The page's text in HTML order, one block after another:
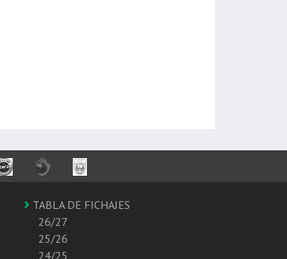
TABLA DE FICHAJES
26/27
25/26
24/25